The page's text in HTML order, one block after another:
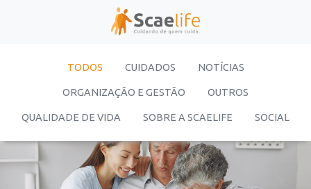
TODOS CUIDADOS NOTÍCIAS
ORGANIZAÇÃO E GESTÃO OUTROS
QUALIDADE DE VIDA SOBRE A SCAELIFE SOCIAL